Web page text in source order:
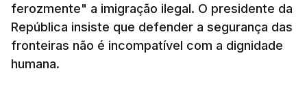
ferozmente" a imigração ilegal. O presidente da
República insiste que defender a segurança das
fronteiras não é incompatível com a dignidade
humana.